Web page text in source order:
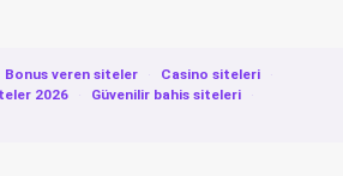
Bonus veren siteler · Casino siteleri
·
2026 · Güvenilir bahis siteleri
·